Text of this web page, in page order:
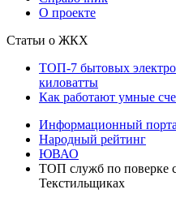
О проекте
Статьи о ЖКХ
ТОП-7 бытовых
киловатты
Как работают умные
Информационный
Народный рейтинг
ЮВАО
ТОП служб по поверке
Текстильщиках